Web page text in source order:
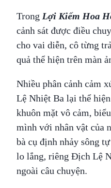
Trong Lợi Kiếm Hoa
cảnh sát được điều
cho vai diễn, cô từng
quả thể hiện trên màn
Nhiều phân cảnh cảm
Lệ Nhiệt Ba lại thể
khuôn mặt vô cảm,
mình với nhân vật của
bà cụ định nhảy sông
lo lắng, riêng Địch Lệ
ngoài câu chuyện.